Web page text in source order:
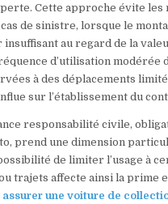
Cette approche évite les
de sinistre, lorsque le
insuffisant au regard de la
d’utilisation modérée
à des déplacements
sur l’établissement du
responsabilité civile,
prend une dimension
de limiter l’usage à
trajets affecte ainsi la prime
assurer une voiture de